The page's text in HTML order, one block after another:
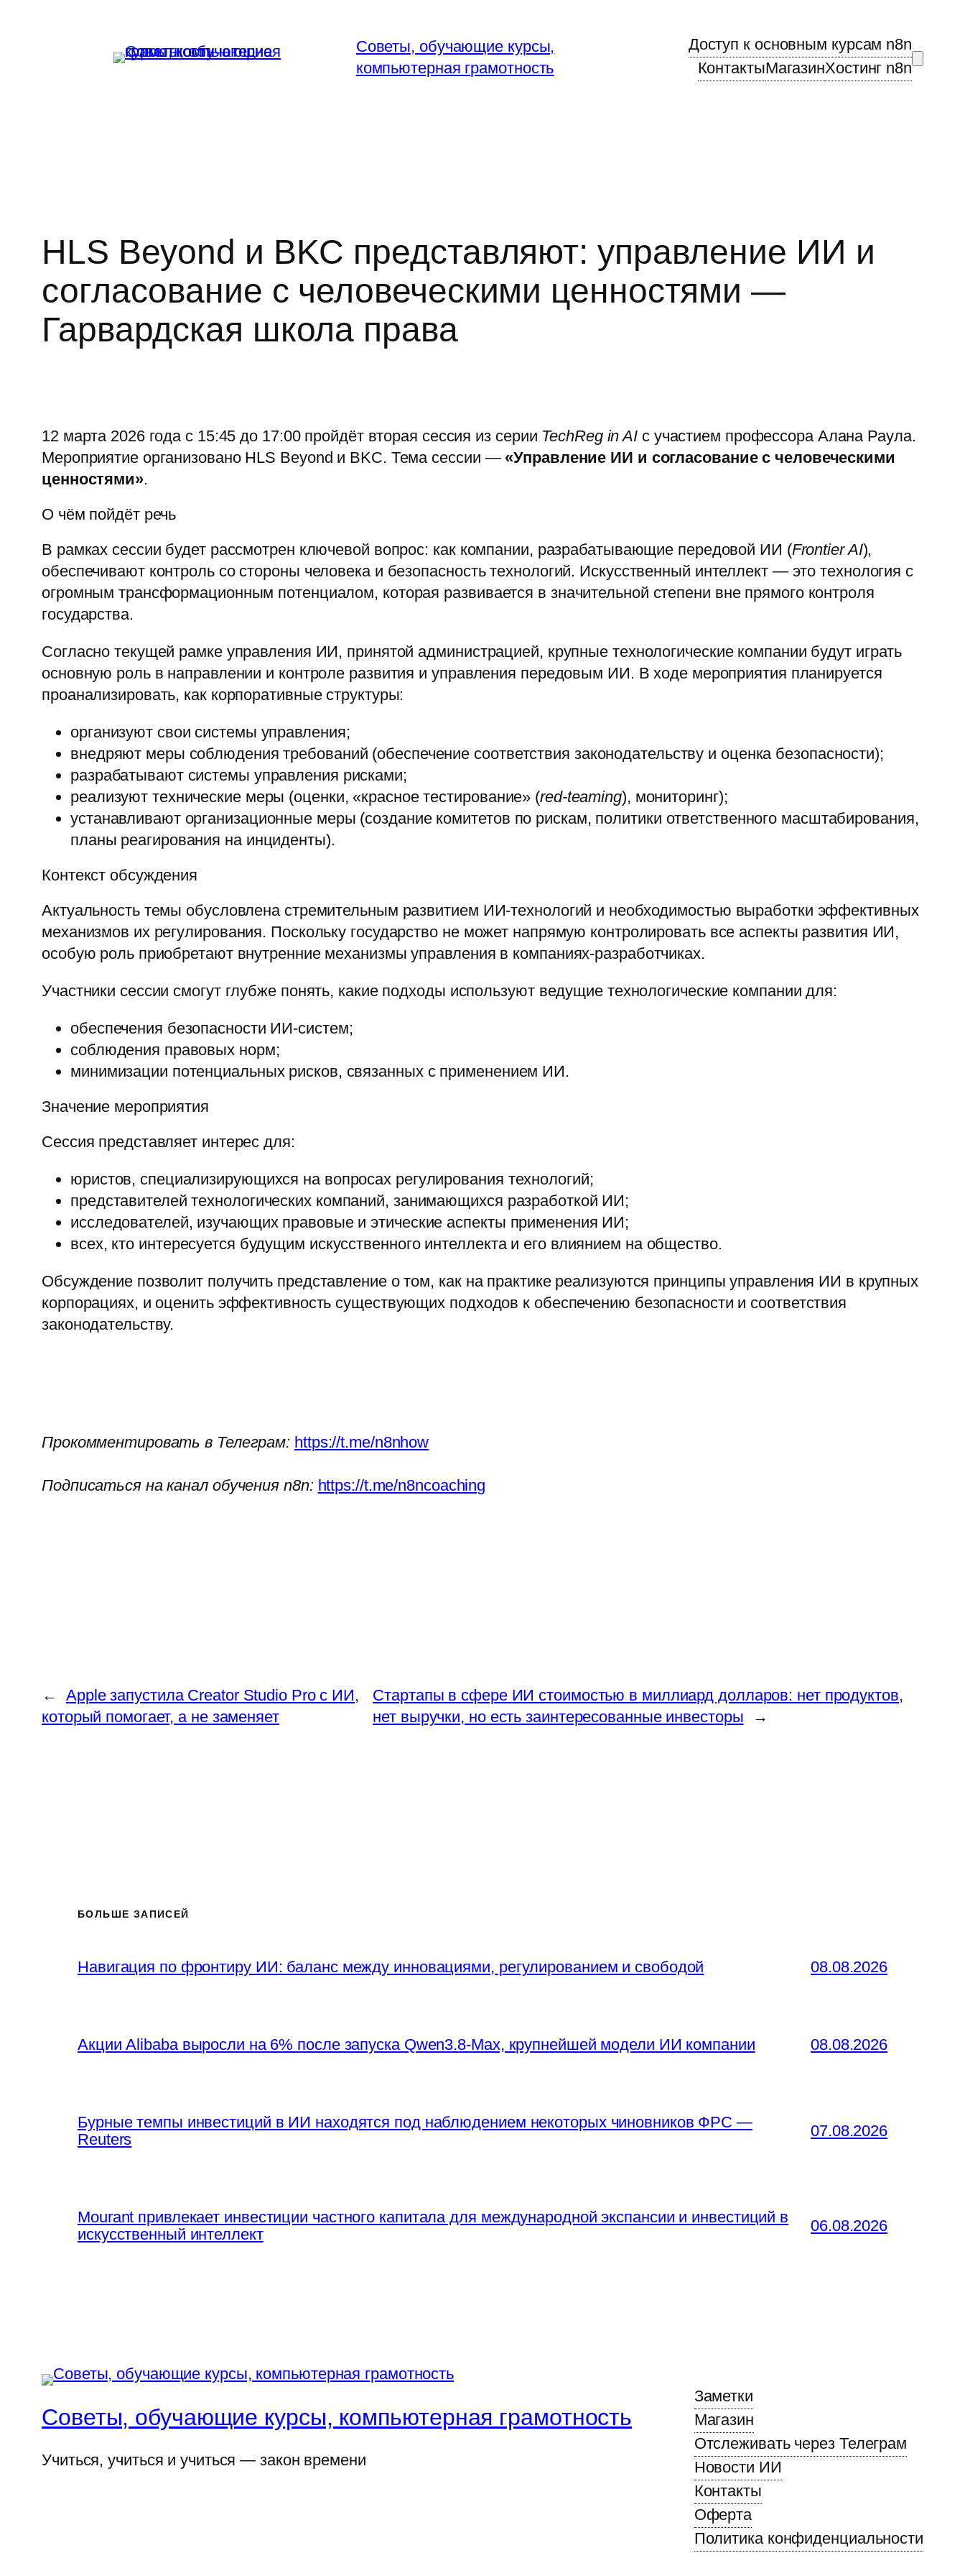
Советы, обучающие курсы,
компьютерная грамотность
Доступ к основным курсам n8n
КонтактыМагазинХостинг n8n
HLS Beyond и BKC представляют: управление ИИ и
согласование с человеческими ценностями —
Гарвардская школа права
12 марта 2026 года с 15:45 до 17:00 пройдёт вторая сессия из серии TechReg in AI с участием профессора Алана Раула.
Мероприятие организовано HLS Beyond и BKC. Тема сессии — «Управление ИИ и согласование с человеческими
ценностями».
О чём пойдёт речь
В рамках сессии будет рассмотрен ключевой вопрос: как компании, разрабатывающие передовой ИИ (Frontier AI),
обеспечивают контроль со стороны человека и безопасность технологий. Искусственный интеллект — это технология с
огромным трансформационным потенциалом, которая развивается в значительной степени вне прямого контроля
государства.
Согласно текущей рамке управления ИИ, принятой администрацией, крупные технологические компании будут играть
основную роль в направлении и контроле развития и управления передовым ИИ. В ходе мероприятия планируется
проанализировать, как корпоративные структуры:
организуют свои системы управления;
внедряют меры соблюдения требований (обеспечение соответствия законодательству и оценка безопасности);
разрабатывают системы управления рисками;
реализуют технические меры (оценки, «красное тестирование» (red-teaming), мониторинг);
устанавливают организационные меры (создание комитетов по рискам, политики ответственного масштабирования,
планы реагирования на инциденты).
Контекст обсуждения
Актуальность темы обусловлена стремительным развитием ИИ-технологий и необходимостью выработки эффективных
механизмов их регулирования. Поскольку государство не может напрямую контролировать все аспекты развития ИИ,
особую роль приобретают внутренние механизмы управления в компаниях-разработчиках.
Участники сессии смогут глубже понять, какие подходы используют ведущие технологические компании для:
обеспечения безопасности ИИ-систем;
соблюдения правовых норм;
минимизации потенциальных рисков, связанных с применением ИИ.
Значение мероприятия
Сессия представляет интерес для:
юристов, специализирующихся на вопросах регулирования технологий;
представителей технологических компаний, занимающихся разработкой ИИ;
исследователей, изучающих правовые и этические аспекты применения ИИ;
всех, кто интересуется будущим искусственного интеллекта и его влиянием на общество.
Обсуждение позволит получить представление о том, как на практике реализуются принципы управления ИИ в крупных
корпорациях, и оценить эффективность существующих подходов к обеспечению безопасности и соответствия
законодательству.
Прокомментировать в Телеграм: https://t.me/n8nhow
Подписаться на канал обучения n8n: https://t.me/n8ncoaching
←
Apple запустила Creator Studio Pro с ИИ,
который помогает, а не заменяет
Стартапы в сфере ИИ стоимостью в миллиард долларов: нет продуктов,
нет выручки, но есть заинтересованные инвесторы
→
БОЛЬШЕ ЗАПИСЕЙ
Навигация по фронтиру ИИ: баланс между инновациями, регулированием и свободой 08.08.2026
Акции Alibaba выросли на 6% после запуска Qwen3.8-Max, крупнейшей модели ИИ компании 08.08.2026
Бурные темпы инвестиций в ИИ находятся под наблюдением некоторых чиновников ФРС —
Reuters
07.08.2026
Mourant привлекает инвестиции частного капитала для международной экспансии и инвестиций в
искусственный интеллект
06.08.2026
Советы, обучающие курсы, компьютерная грамотность
Учиться, учиться и учиться — закон времени
Заметки
Магазин
Отслеживать через Телеграм
Новости ИИ
Контакты
Оферта
Политика конфиденциальности